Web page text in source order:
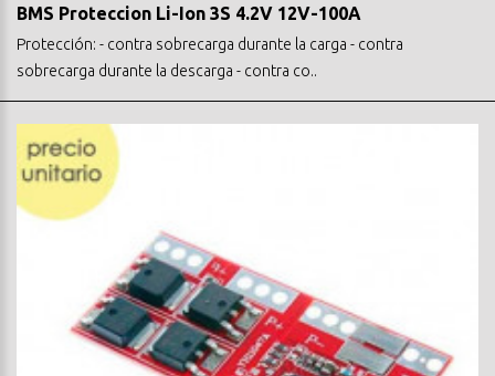
BMS Proteccion Li-Ion 3S 4.2V 12V-100A
Protección: - contra sobrecarga durante la carga - contra
sobrecarga durante la descarga - contra co..